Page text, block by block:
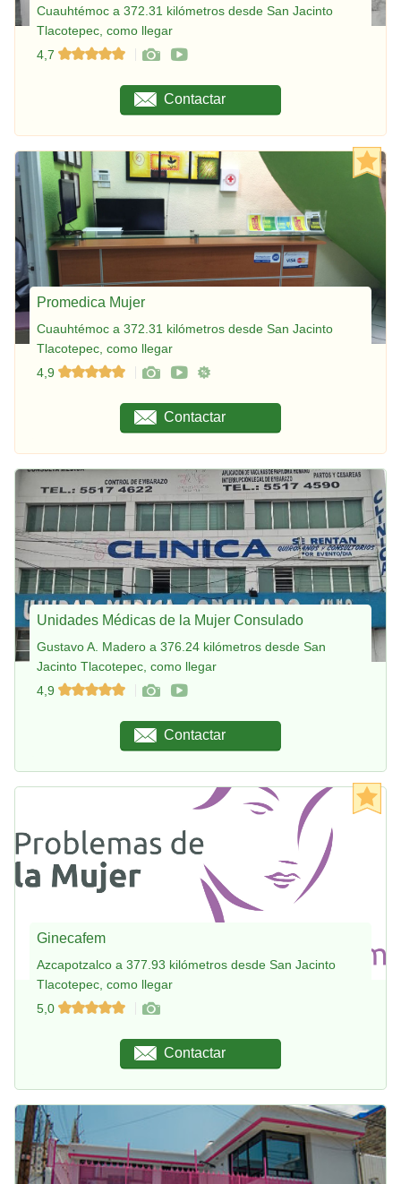
Cuauhtémoc a 372.31 kilómetros desde San Jacinto
Tlacotepec, como llegar
4,7
Contactar
Promedica Mujer
Cuauhtémoc a 372.31 kilómetros desde San Jacinto
Tlacotepec, como llegar
4,9
Contactar
Unidades Médicas de la Mujer Consulado
Gustavo A. Madero a 376.24 kilómetros desde San
Jacinto Tlacotepec, como llegar
4,9
Contactar
Ginecafem
Azcapotzalco a 377.93 kilómetros desde San Jacinto
Tlacotepec, como llegar
5,0
Contactar